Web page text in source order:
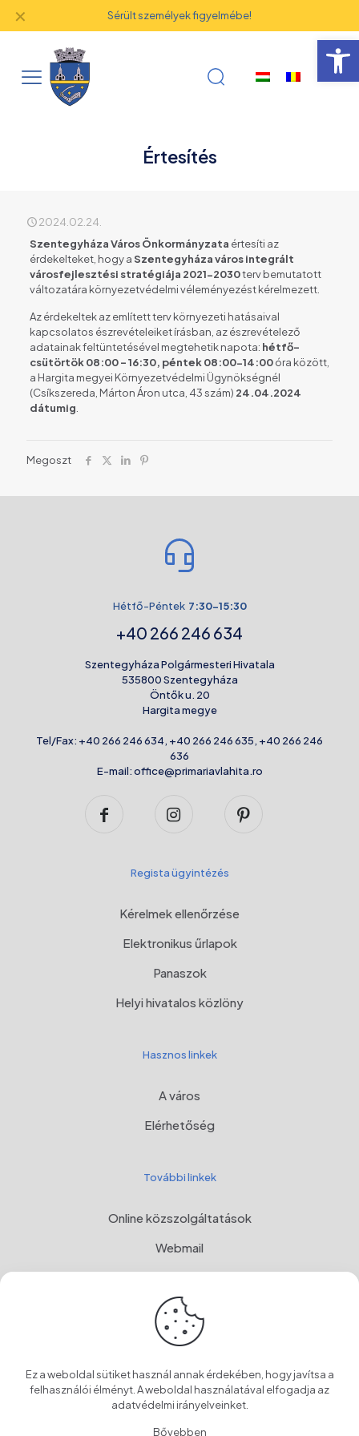
Sérült személyek figyelmébe!
✕
Értesítés
2024.02.24.
Szentegyháza Város Önkormányzata értesíti az
érdekelteket, hogy aSzentegyháza város integrált
városfejlesztési stratégiája 2021-2030terv bemutatott
változatára környezetvédelmi véleményezést kérelmezett.
Az érdekeltek az említett terv környezeti hatásaival
kapcsolatos észrevételeiket írásban, az észrevételező
adatainak feltüntetésével megtehetik napota: hétfő-
csütörtök 08:00 – 16:30, péntek 08:00-14:00óra között,
a Hargita megyei Környezetvédelmi Ügynökségnél
(Csíkszereda, Márton Áron utca, 43 szám) 24.04.2024
dátumig
Megoszt
Hétfő-Péntek 7:30-15:30
+40 266 246 634
Szentegyháza Polgármesteri Hivatala
535800 Szentegyháza
Öntők u. 20
Hargita megye
Tel/Fax: +40 266 246 634, +40 266 246 635, +40 266 246
636
E-mail:office@primariavlahita.ro
Regista ügyintézés
Kérelmek ellenőrzése
Elektronikus űrlapok
Panaszok
Helyi hivatalos közlöny
Hasznos linkek
A város
Elérhetőség
További linkek
Online közszolgáltatások
Webmail
Programul Național de Dezvoltare Rurală, MADR
Címer
OwnCloud
Ez a weboldal sütiket használ annak érdekében, hogy javítsa a
felhasználói élményt. A weboldal használatával elfogadja az
adatvédelmi irányelveinket.
Bővebben